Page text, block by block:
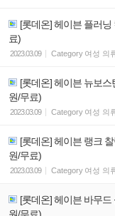
[롯데온] 헤이븐 플러닝
료)
2023.03.09 Category 여성 의
[롯데온] 헤이븐 뉴보
원/무료)
2023.03.09 Category 여성 의
[롯데온] 헤이븐 랭크
원/무료)
2023.03.09 Category 여성 의
[롯데온] 헤이븐 바무